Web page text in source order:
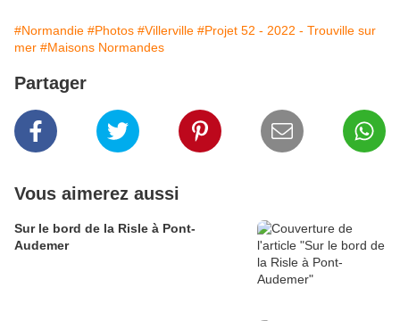
#Normandie #Photos #Villerville #Projet 52 - 2022 - Trouville sur
mer #Maisons Normandes
Partager
Vous aimerez aussi
Sur le bord de la Risle à Pont-
Audemer